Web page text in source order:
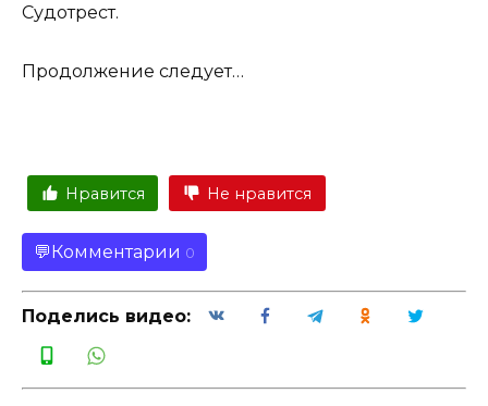
Судотрест.
Продолжение следует…
Нравится Не нравится
Комментарии 0
Поделись видео: